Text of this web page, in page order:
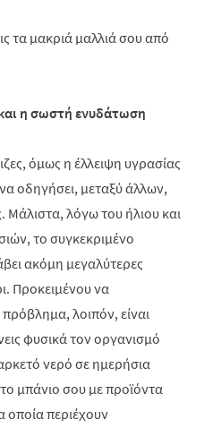
η σωστή ενυδάτωση
όμως η έλλειψη υγρασίας
οδηγήσει, μεταξύ άλλων,
Μάλιστα, λόγω του ήλιου και
το συγκεκριμένο
ακόμη μεγαλύτερες
Προκειμένου να
λοιπόν, είναι
φυσικά τον οργανισμό
νερό σε ημερήσια
μπάνιο σου με προϊόντα
οποία περιέχουν